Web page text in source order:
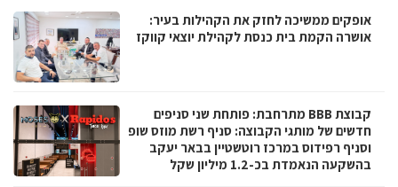
אופקים ממשיכה לחזק את הקהילות בעיר:
אושרה הקמת בית כנסת לקהילת יוצאי קווקז
קבוצת BBB מתרחבת: פותחת שני סניפים
חדשים של מותגי הקבוצה: סניף רשת מוזס שופ
וסניף רפידוס במרכז רוטשטיין בבאר יעקב
בהשקעה הנאמדת בכ-1.2 מיליון שקל